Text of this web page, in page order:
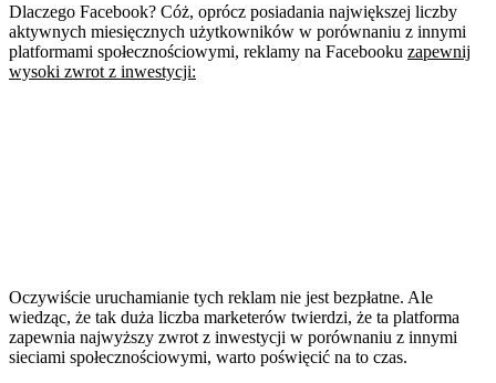
Dlaczego Facebook? Cóż, oprócz posiadania największej liczby
aktywnych miesięcznych użytkowników w porównaniu z innymi
platformami społecznościowymi, reklamy na Facebooku zapewnij
wysoki zwrot z inwestycji:
Oczywiście uruchamianie tych reklam nie jest bezpłatne. Ale
wiedząc, że tak duża liczba marketerów twierdzi, że ta platforma
zapewnia najwyższy zwrot z inwestycji w porównaniu z innymi
sieciami społecznościowymi, warto poświęcić na to czas.